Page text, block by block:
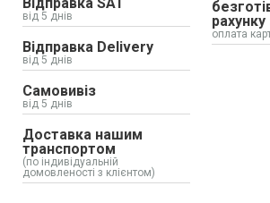
від 5 днів
Відправка Delivery
від 5 днів
Самовивіз
від 5 днів
Доставка нашим
транспортом
(по індивідуальній
домовленості з клієнтом)
оплата